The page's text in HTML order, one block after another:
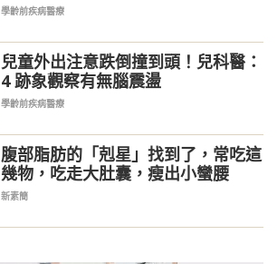
學齡前疾病醫療
兒童外出注意跌倒撞到頭！兒科醫：
4 跡象觀察有無腦震盪
學齡前疾病醫療
腹部脂肪的「剋星」找到了，常吃這
幾物，吃走大肚囊，瘦出小蠻腰
新素簡